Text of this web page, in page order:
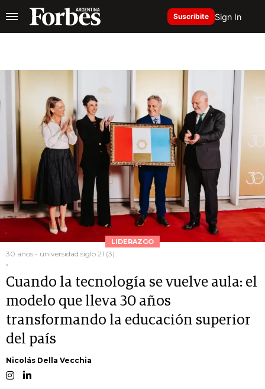
Suscribite Sign In
LIDERAZGO
30 anos - universidad siglo 21 (3)
.
Cuando la tecnología se vuelve aula: el
modelo que lleva 30 años
transformando la educación superior
del país
Nicolás Della Vecchia